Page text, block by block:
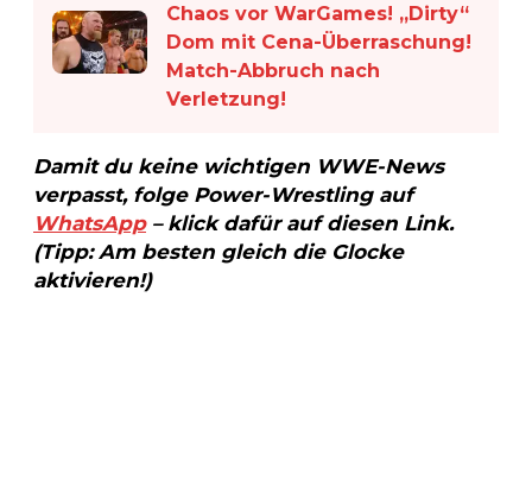
Chaos vor WarGames! „Dirty“
Dom mit Cena-Überraschung!
Match-Abbruch nach
Verletzung!
Damit du keine wichtigen WWE-News
verpasst, folge Power-Wrestling auf
WhatsApp– klick dafür auf diesen Link.
(Tipp: Am besten gleich die Glocke
aktivieren!)